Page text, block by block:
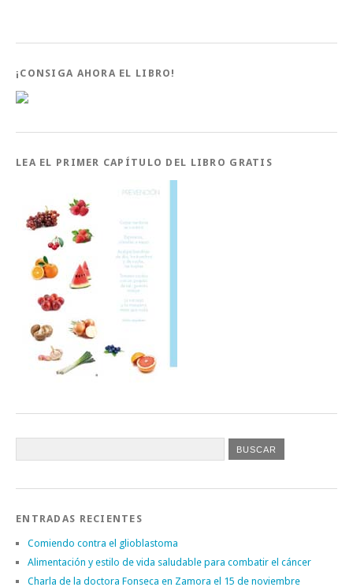
¡CONSIGA AHORA EL LIBRO!
LEA EL PRIMER CAPÍTULO DEL LIBRO GRATIS
ENTRADAS RECIENTES
Comiendo contra el glioblastoma
Alimentación y estilo de vida saludable para combatir el cáncer
Charla de la doctora Fonseca en Zamora el 15 de noviembre